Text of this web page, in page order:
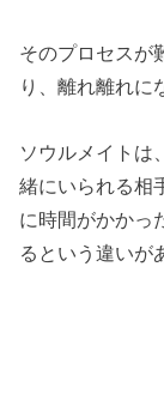
そのプロセスが
り、離れ離れに
ソウルメイトは
緒にいられる相
に時間がかかっ
るという違いが